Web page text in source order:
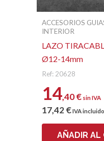
ACCESORIOS
INTERIOR
LAZO
Ø12-14mm
Ref: 20628
14,40€ sin IVA
17,42€IVA incluido
AÑADIR AL